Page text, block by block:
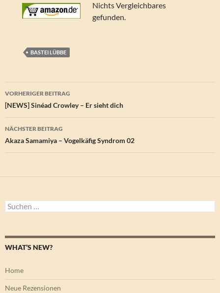
Nichts Vergleichbares
gefunden.
BASTEI LÜBBE
Beitragsnavigation
VORHERIGER BEITRAG
[NEWS] Sinéad Crowley – Er sieht dich
NÄCHSTER BEITRAG
Akaza Samamiya – Vogelkäfig Syndrom 02
Suchen
nach:
WHAT’S NEW?
Home
Neue Rezensionen